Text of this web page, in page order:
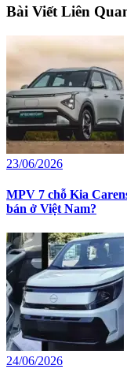
Bài Viết Liên
23/06/2026
MPV 7 chỗ Kia
bán ở Việt Nam?
24/06/2026